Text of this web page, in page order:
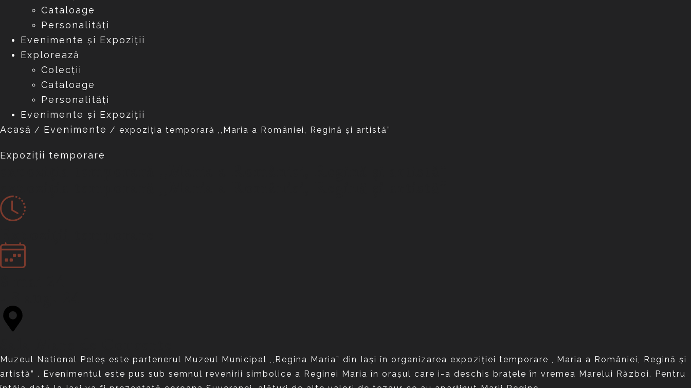
Cataloage
Personalități
Evenimente și Expoziții
Explorează
Colecții
Cataloage
Personalități
Evenimente și Expoziții
Acasă / Evenimente / expoziția temporară ,,Maria a României, Regină și artistă”
Expoziții temporare
Muzeul National Peleș este partenerul Muzeul Municipal ,,Regina Maria” din Iași în organizarea expoziției temporare ,,Maria a României, Regină și
artistă” . Evenimentul este pus sub semnul revenirii simbolice a Reginei Maria în orașul care i-a deschis brațele în vremea Marelui Război. Pentru